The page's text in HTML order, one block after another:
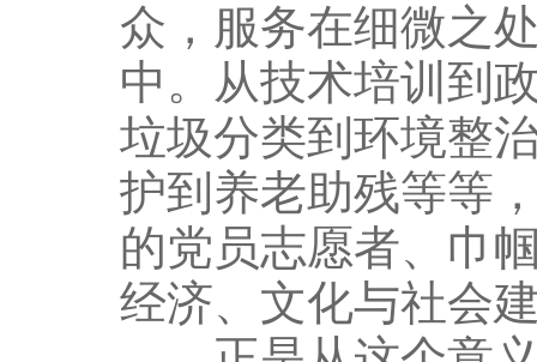
众，服务在细微之
中。从技术培训到
垃圾分类到环境整
护到养老助残等等
的党员志愿者、巾
经济、文化与社会